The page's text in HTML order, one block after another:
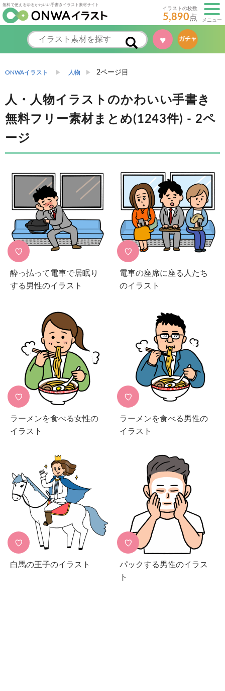
無料で使えるゆるかわいい手書きイラスト素材サイト
イラストの枚数
5,890点 メニュー
♥ ガチャ
ONWAイラスト 人物 2ページ目
人・人物イラストのかわいい手書き
無料フリー素材まとめ(1243件) - 2ペ
ージ
♡
酔っ払って電車で居眠り
する男性のイラスト
♡
電車の座席に座る人たち
のイラスト
♡
ラーメンを食べる女性の
イラスト
♡
ラーメンを食べる男性の
イラスト
♡
白馬の王子のイラスト
♡
パックする男性のイラス
ト